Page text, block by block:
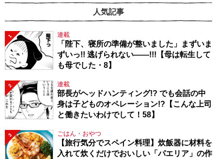
人気記事
1 連載
「陛下、寝所の準備が整いました」まずいま
ずいっ!! 逃げられない――!!!【母は転生して
も母でした・8】
2 連載
部長がヘッドハンティング!? でも会話の中
身は子どものオペレーション!?【こんな上司
と働きたいわけでして！58】
3 ごはん・おやつ
【旅行気分でスペイン料理】炊飯器に材料を
入れて炊くだけでおいしい「パエリア」の作